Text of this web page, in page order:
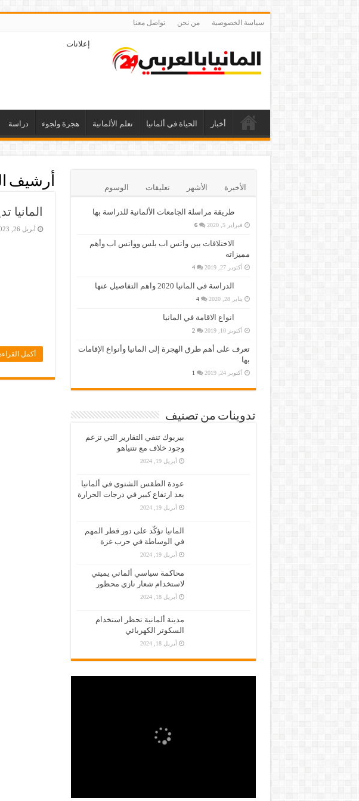
سياسة الخصوصية من نحن تواصل معنا
إعلانات
أخبار الحياة في ألمانيا تعلم الألمانية هجرة ولجوء دراسة
أرشيف
أبريل 26, 2023
أكمل
الأخيرة الأشهر تعليقات الوسوم
طريقة مراسلة الجامعات الألمانية للدراسة بها
فبراير 5, 2020 6
الاختلافات بين واتس اب بلس وواتس اب وأهم
مميزاته
أكتوبر 27, 2019 4
الدراسة في المانيا 2020 واهم التفاصيل عنها
يناير 28, 2020 4
انواع الاقامة في المانيا
أكتوبر 10, 2019 2
تعرف على أهم طرق الهجرة إلى المانيا وأنواع الإقامات
بها
أكتوبر 24, 2019 1
تدوينات من تصنيف
بيربوك تنفي التقارير التي تزعم
وجود خلاف مع نتنياهو
أبريل 19, 2024
عودة الطقس الشتوي في ألمانيا
بعد ارتفاع كبير في درجات الحرارة
أبريل 19, 2024
المانيا تؤكّد على دور قطر المهم
في الوساطة في حرب غزة
أبريل 19, 2024
محاكمة سياسي ألماني يميني
لاستخدام شعار نازي محظور
أبريل 18, 2024
مدينة ألمانية تحظر استخدام
السكوتر الكهربائي
أبريل 18, 2024